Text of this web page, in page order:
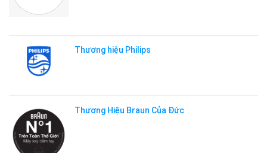
Thương hiệu Philips
Thương Hiệu Braun Của Đức